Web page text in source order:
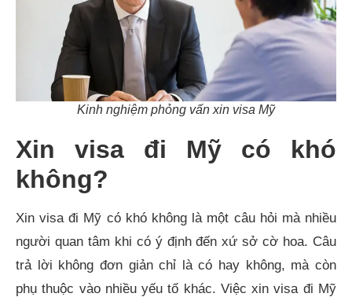
Kinh nghiệm phỏng vấn xin visa Mỹ
Xin visa đi Mỹ có khó
không?
Xin visa đi Mỹ có khó không là một câu hỏi mà nhiều
người quan tâm khi có ý định đến xứ sở cờ hoa. Câu
trả lời không đơn giản chỉ là có hay không, mà còn
phụ thuộc vào nhiều yếu tố khác. Việc xin visa đi Mỹ